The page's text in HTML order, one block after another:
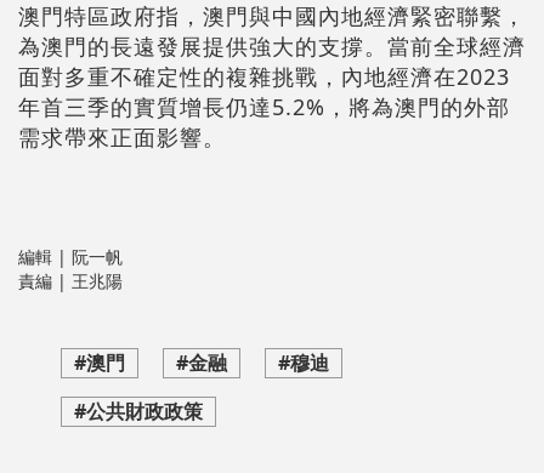
澳門特區政府指，澳門與中國內地經濟緊密聯繫，
為澳門的長遠發展提供強大的支撐。當前全球經濟
面對多重不確定性的複雜挑戰，內地經濟在2023
年首三季的實質增長仍達5.2%，將為澳門的外部
需求帶來正面影響。
編輯 | 阮一帆
責編 | 王兆陽
#澳門 #金融
#穆迪
#公共財政政策